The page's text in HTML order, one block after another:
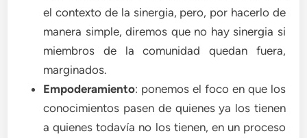
el contexto de la sinergia, pero, por hacerlo de
manera simple, diremos que no hay sinergia si
miembros de la comunidad quedan fuera,
marginados.
Empoderamiento: ponemos el foco en que los
conocimientos pasen de quienes ya los tienen
a quienes todavía no los tienen, en un proceso